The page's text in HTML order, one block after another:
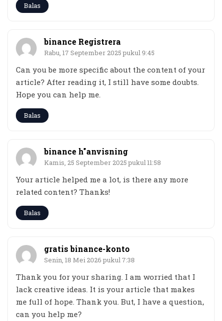
Balas
binance Registrera
Rabu, 17 September 2025 pukul 9:45
Can you be more specific about the content of your
article? After reading it, I still have some doubts.
Hope you can help me.
Balas
binance h"anvisning
Kamis, 25 September 2025 pukul 11:58
Your article helped me a lot, is there any more
related content? Thanks!
Balas
gratis binance-konto
Senin, 18 Mei 2026 pukul 7:38
Thank you for your sharing. I am worried that I
lack creative ideas. It is your article that makes
me full of hope. Thank you. But, I have a question,
can you help me?